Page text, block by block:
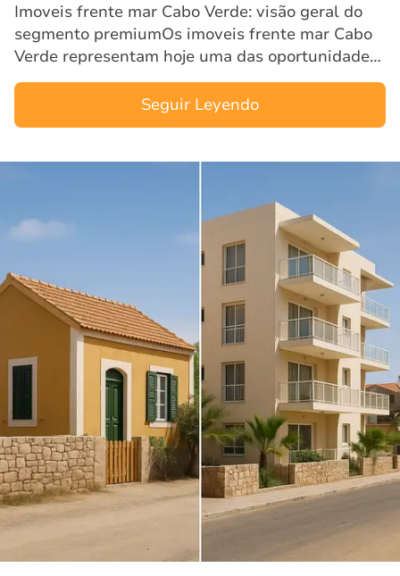
Imoveis frente mar Cabo Verde: visão geral do
segmento premiumOs imoveis frente mar Cabo
Verde representam hoje uma das oportunidades
mais exclusivas para investidores internacionais
em busca de propr…Seguir Leyendo